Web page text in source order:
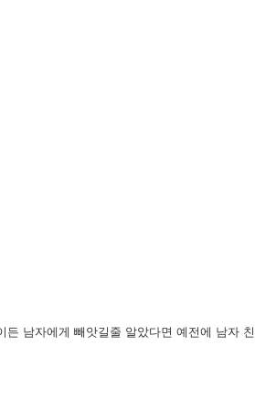
남자에게 빼앗길줄 알았다면 예전에 남자